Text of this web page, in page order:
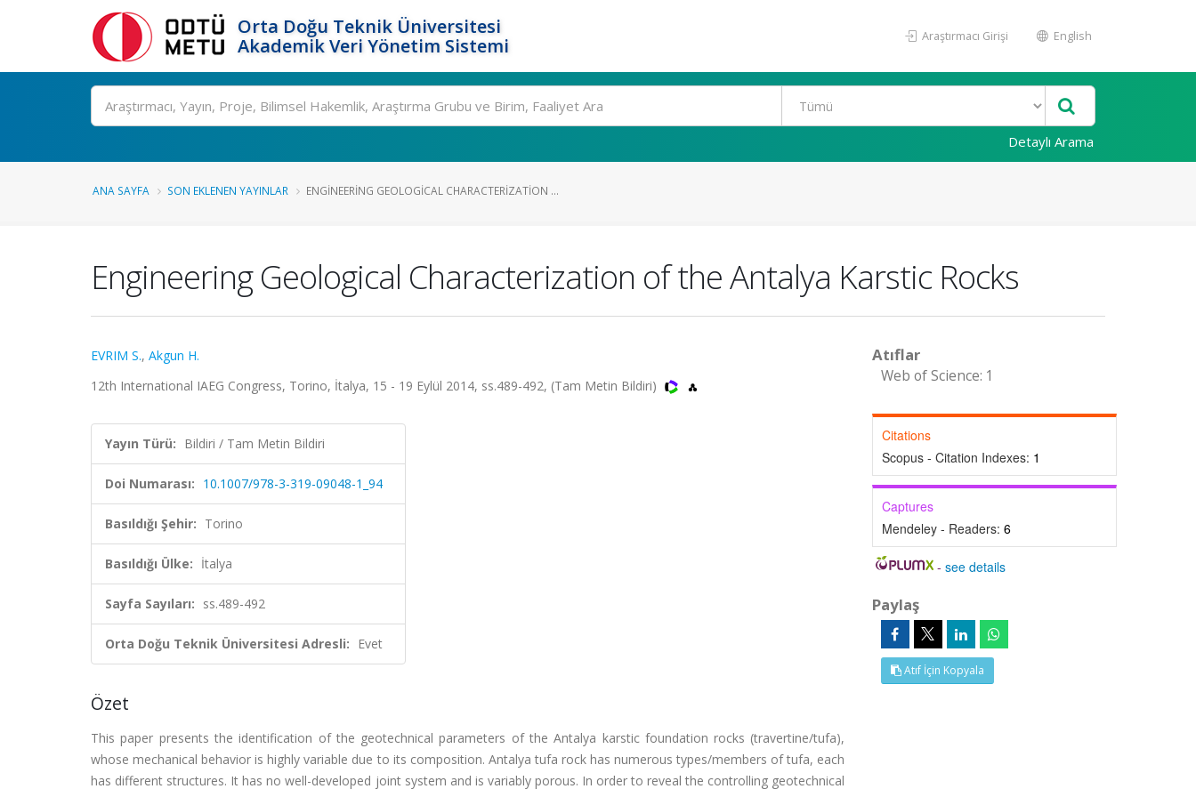
Orta Doğu Teknik Üniversitesi
Akademik Veri Yönetim Sistemi
Araştırmacı Girişi English
Ara
Detaylı Arama
ANA SAYFA SON EKLENEN YAYINLAR ENGINEERING GEOLOGICAL CHARACTERIZATION ...
Engineering Geological Characterization of the Antalya Karstic Rocks
EVRIM S., Akgun H.
12th International IAEG Congress, Torino, İtalya, 15 - 19 Eylül 2014, ss.489-492, (Tam Metin Bildiri)
Yayın Türü: Bildiri / Tam Metin Bildiri
Doi Numarası: 10.1007/978-3-319-09048-1_94
Basıldığı Şehir: Torino
Basıldığı Ülke: İtalya
Sayfa Sayıları: ss.489-492
Orta Doğu Teknik Üniversitesi Adresli: Evet
Özet
This paper presents the identification of the geotechnical parameters of the Antalya karstic foundation rocks (travertine/tufa),
whose mechanical behavior is highly variable due to its composition. Antalya tufa rock has numerous types/members of tufa, each
has different structures. It has no well-developed joint system and is variably porous. In order to reveal the controlling geotechnical
Atıflar
Web of Science: 1
Citations
Scopus - Citation Indexes: 1
Captures
Mendeley - Readers: 6
-see details
Paylaş
Atıf İçin Kopyala